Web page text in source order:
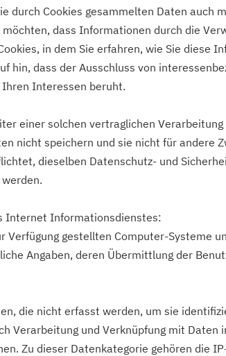
durch Cookies gesammelten Daten auch
dass Informationen durch die
in dem Sie erfahren, wie Sie diese
hin, dass der Ausschluss von
Interessen beruht.
einer solchen vertraglichen
nicht speichern und sie nicht für andere
dieselben Datenschutz- und
Internet Informationsdienstes:
Verfügung gestellten Computer-Systeme
Angaben, deren Übermittlung der
die nicht erfasst werden, um sie
Verarbeitung und Verknüpfung mit Daten
Zu dieser Datenkategorie gehören die